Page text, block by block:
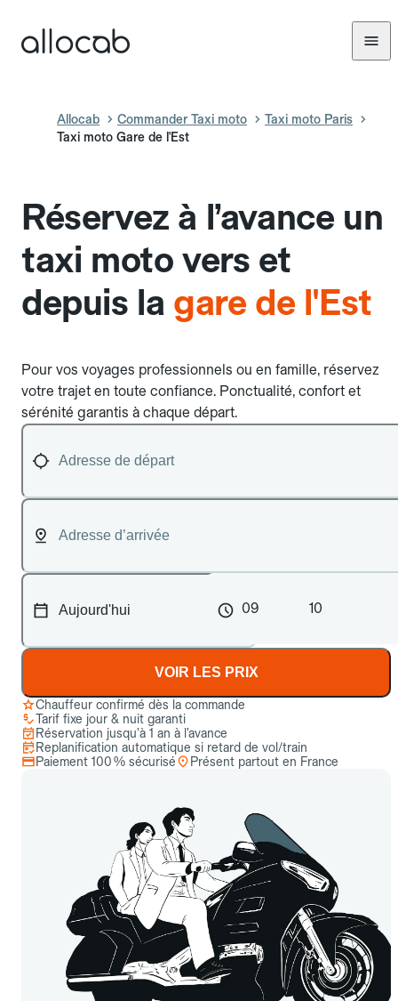
Allocab Commander Taxi moto
Taxi moto Paris
Taxi moto Gare de l'Est
Réservez à l’avance un
taxi moto vers et
depuis la gare de l'Est
Pour vos voyages professionnels ou en famille, réservez
votre trajet en toute confiance. Ponctualité, confort et
sérénité garantis à chaque départ.
09 10
VOIR LES PRIX
Chauffeur confirmé dès la commande
Tarif fixe jour & nuit garanti
Réservation jusqu’à 1 an à l’avance
Replanification automatique si retard de vol/train
Paiement 100 % sécurisé
Présent partout en France